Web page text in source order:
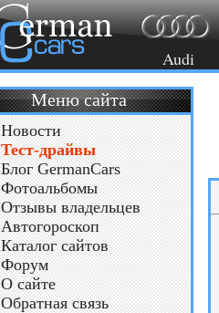
Audi
Меню сайта
Новости
Тест-драйвы
Блог GermanCars
Фотоальбомы
Отзывы владельцев
Автогороскоп
Каталог сайтов
Форум
О сайте
Обратная связь